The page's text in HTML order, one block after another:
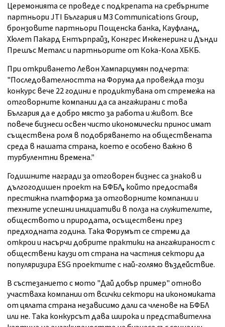
Церемонията се проведе с подкрепата на сребърните
партньори JTI България и М3 Communications Group,
бронзовите партньори Пощенска банка, Кауфланд,
Хюлет Пакард Ентърпрайз, Конгрес Инженеринг и Дънди
Прешъс Металс и партньорите от Кока-Кола ХБКБ.
При откриването Левон Хампарцумян подчерта:
"Последователността на Форума да провежда този
конкурс вече 22 години е продиктувана от стремежа на
отговорните компании да са ангажирани с това
България да е добро място за работа и живот. Все
повече бизнеси освен чисто икономически принос имат
съществена роля в подобряването на обществената
среда в нашата страна, което е особено важно в
турбулентни времена."
Годишните награди за отговорен бизнес са знаков и
дългогодишен проект на БФБЛ, който предоставя
престижна платформа за отговорните компании и
техните успешни инициативи в полза на служителите,
обществото и природата, осъществени през
предходната година. Така Форумът се стреми да
открои и насърчи добрите практики на ангажираност с
обществени каузи от страна на частния сектори да
популяризира ESG проектите с най-голямо въздействие.
В състезанието с мото "Дай добър пример" отново
участваха компании от всички сектори на икономиката
от цялата страна независимо дали са членове на БФБЛ
или не. Така конкурсът дава широка и представителна